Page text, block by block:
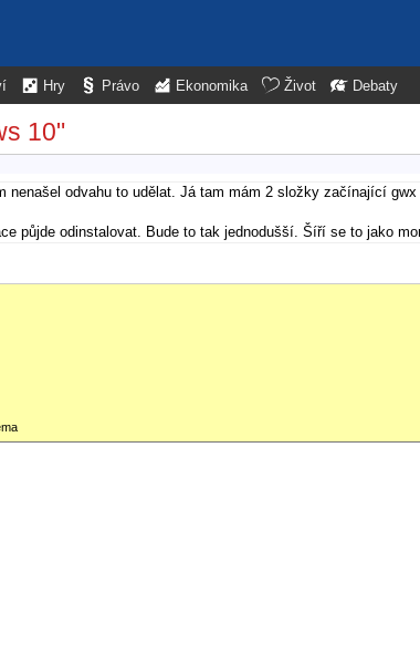
Hry Právo Ekonomika Život Debaty
10"
nenašel odvahu to udělat. Já tam mám 2 složky začínající
půjde odinstalovat. Bude to tak jednodušší. Šíří se to jako